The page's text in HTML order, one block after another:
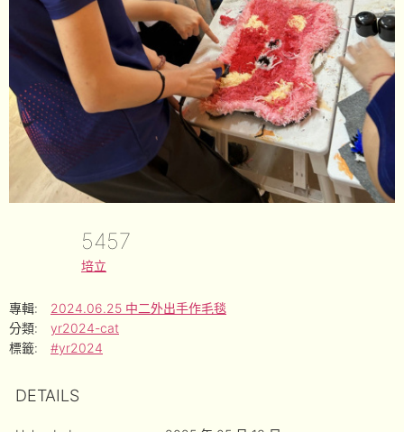
5457
培立
專輯:
2024.06.25 中二外出手作毛毯
分類:
yr2024-cat
標籤:
#yr2024
DETAILS